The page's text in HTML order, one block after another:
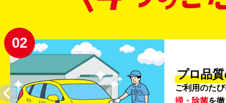
02
プロ品
ご利用のた
掃・除菌を